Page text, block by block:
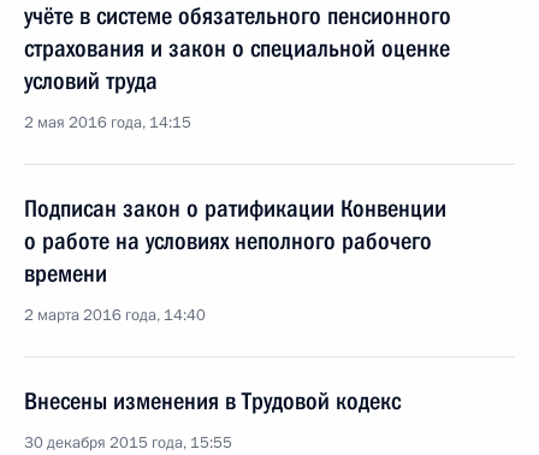
учёте в системе обязательного пенсионного
страхования и закон о специальной оценке
условий труда
2 мая 2016 года, 14:15
Подписан закон о ратификации Конвенции
о работе на условиях неполного рабочего
времени
2 марта 2016 года, 14:40
Внесены изменения в Трудовой кодекс
30 декабря 2015 года, 15:55